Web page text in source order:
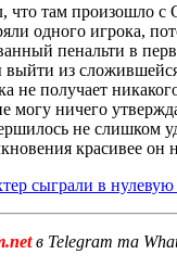
что там произошло с
одного игрока,
пенальти в
из
не получает
могу ничего
не слишком
красивее
сыграли в
в Telegram та